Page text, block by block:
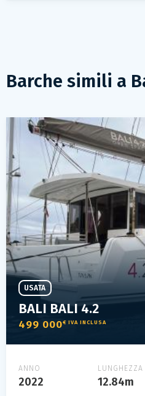
Barche simili a
BALI BALI 4.2
499 000€ IVA INCLUSA
USATA
ANNO
2022
LUNGHEZZA
12.84m